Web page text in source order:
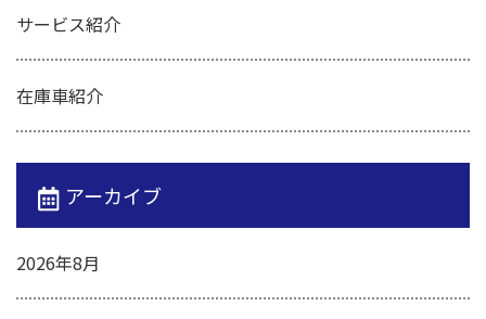
サービス紹介
在庫車紹介
アーカイブ
2026年8月